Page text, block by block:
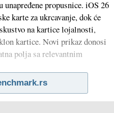
unapređene propusnice. iOS 26
karte za ukrcavanje, dok će
na kartice lojalnosti,
kartice. Novi prikaz donosi
polja sa relevantnim